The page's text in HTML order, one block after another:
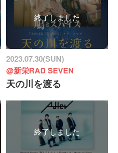
終了しました
2023.07.30(SUN)
@新栄RAD SEVEN
天の川を渡る
終了しました